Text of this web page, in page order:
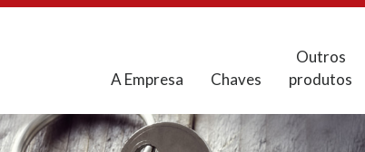
A Empresa Chaves
Outros
produtos